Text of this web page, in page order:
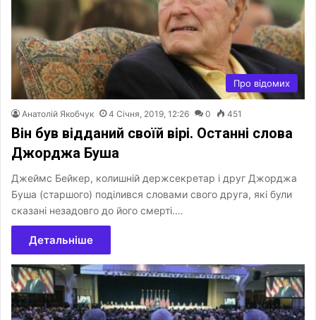
Про відомих
Анатолій Якобчук 4 Січня, 2019, 12:26 0 451
Він був відданий своїй вірі. Останні слова
Джорджа Буша
Джеймс Бейкер, колишній держсекретар і друг Джорджа
Буша (старшого) поділився словами свого друга, які були
сказані незадовго до його смерті.…
Детальніше